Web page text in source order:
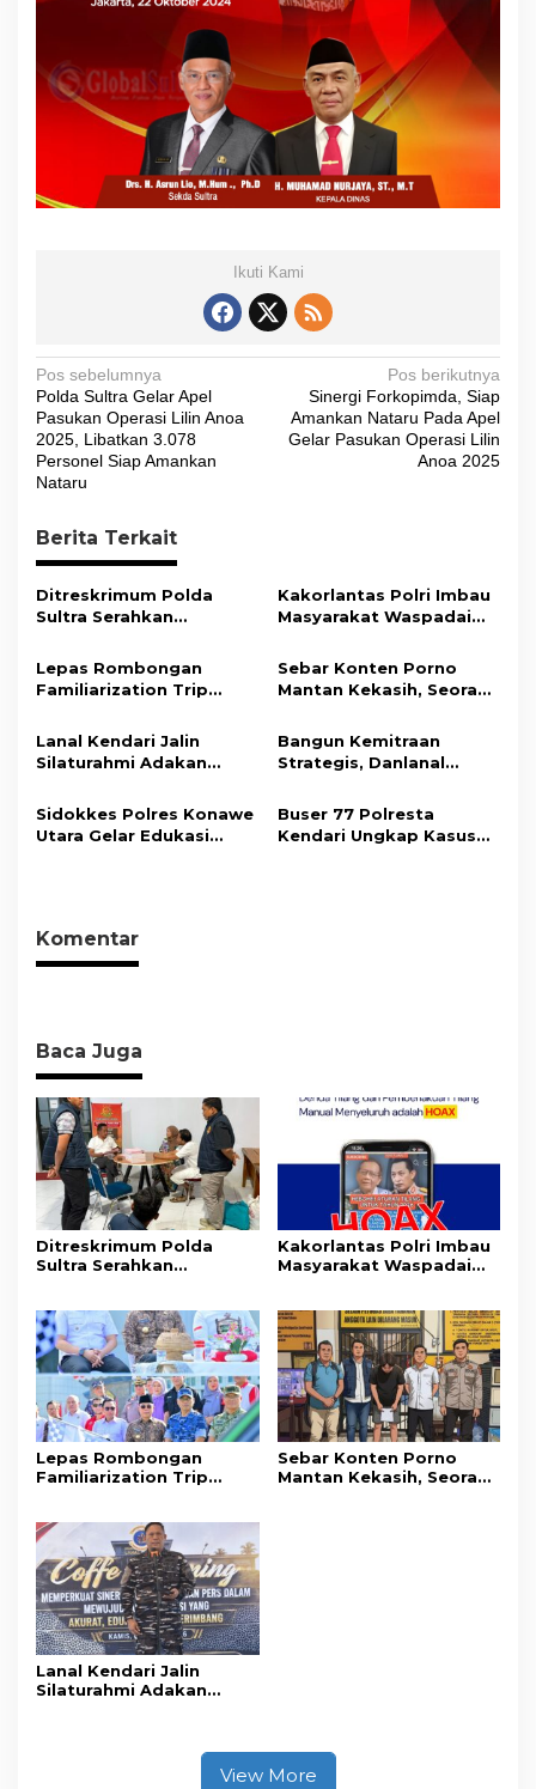
Ikuti Kami
N
a
v
i
a
s
i
o
Pos sebelumnya
Polda Sultra Gelar Apel
Pasukan Operasi Lilin Anoa
2025, Libatkan 3.078
Personel Siap Amankan
Nataru
Pos berikutnya
Sinergi Forkopimda, Siap
Amankan Nataru Pada Apel
Gelar Pasukan Operasi Lilin
Anoa 2025
Berita Terkait
Ditreskrimum Polda
Sultra Serahkan
Bukti Kasus Dugaan
Penyelenggaraan
Perjalanan Ibadah Umrah
Kakorlantas Polri Imbau
Masyarakat Waspadai
Baru
Lepas Rombongan
Familiarization Trip
Promosikan Wisata dan
Gerakkan Ekonomi
Sebar Konten Porno
Mantan Kekasih, Seorang
Tahun Penjara
Lanal Kendari Jalin
Silaturahmi Adakan
Bersama Insan Pers.
Bangun Kemitraan
Strategis, Danlanal
Wujudkan Informasi
Objektif dan Berimbang
Sidokkes Polres Konawe
Utara Gelar Edukasi
Sehat
Buser 77 Polresta
Kendari Ungkap Kasus
Komentar
Baca Juga
Ditreskrimum Polda
Sultra Serahkan
Penyelenggaraan
Perjalanan Ibadah Umrah
Tanpa Izin ke Kejaksaan
Kakorlantas Polri Imbau
Masyarakat Waspadai
Lepas Rombongan
Familiarization Trip
Gerakkan Ekonomi
Daerah
Sebar Konten Porno
Mantan Kekasih, Seorang
Lanal Kendari Jalin
Silaturahmi Adakan
View More